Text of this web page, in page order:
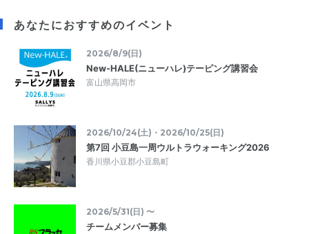
あなたにおすすめのイベント
2026/8/9(日)
New-HALE(ニューハレ)テーピング講習会
富山県高岡市
2026/10/24(土)・2026/10/25(日)
第7回 小豆島一周ウルトラウォーキング2026
香川県小豆郡小豆島町
2026/5/31(日) 〜
チームメンバー募集